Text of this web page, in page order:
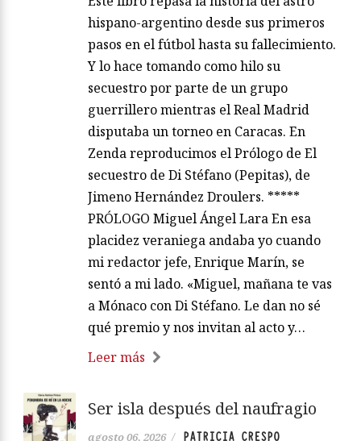
hispano-argentino desde sus primeros
pasos en el fútbol hasta su fallecimiento.
Y lo hace tomando como hilo su
secuestro por parte de un grupo
guerrillero mientras el Real Madrid
disputaba un torneo en Caracas. En
Zenda reproducimos el Prólogo de El
secuestro de Di Stéfano (Pepitas), de
Jimeno Hernández Droulers. *****
PRÓLOGO Miguel Ángel Lara En esa
placidez veraniega andaba yo cuando
mi redactor jefe, Enrique Marín, se
sentó a mi lado. «Miguel, mañana te vas
a Mónaco con Di Stéfano. Le dan no sé
qué premio y nos invitan al acto y…
Leer más
Ser isla después del naufragio
agosto 06, 2026 / PATRICIA CRESPO